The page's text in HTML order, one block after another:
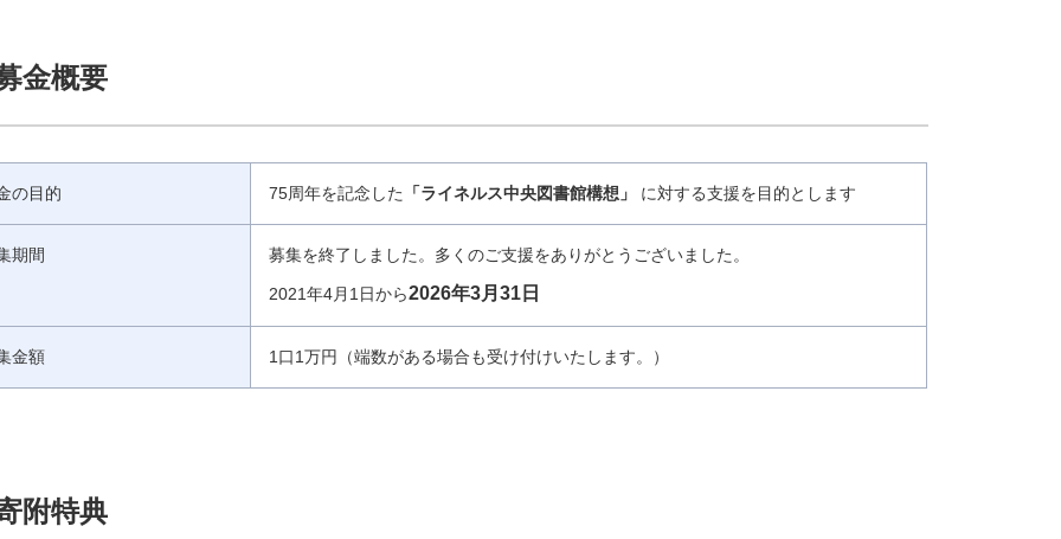
金概要
の目的 75周年を記念した 「ライネルス中央図書館構想」 に対する支援を目的とします
期間 募集を終了しました。多くのご支援をありがとうございました。
2021年4月1日から2026年3月31日
金額 1口1万円（端数がある場合も受け付けいたします。）
附特典